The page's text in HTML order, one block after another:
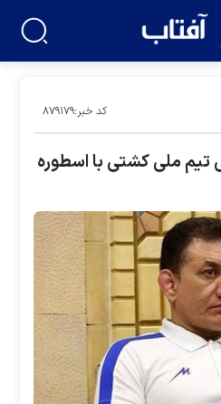
کد خبر:۸۷۹۱۷۹
ملی کشتی با اسطوره